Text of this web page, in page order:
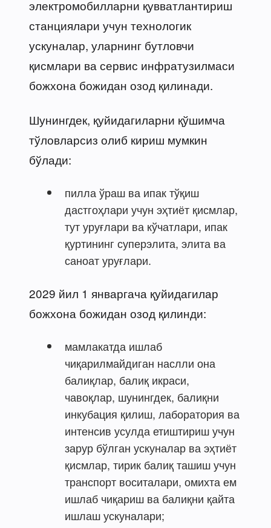
электромобилларни қувватлантириш
станциялари учун технологик
ускуналар, уларнинг бутловчи
қисмлари ва сервис инфратузилмаси
божхона божидан озод қилинади.
Шунингдек, қуйидагиларни қўшимча
тўловларсиз олиб кириш мумкин
бўлади:
пилла ўраш ва ипак тўқиш
дастгоҳлари учун эҳтиёт қисмлар,
тут уруғлари ва кўчатлари, ипак
қуртининг суперэлита, элита ва
саноат уруғлари.
2029 йил 1 январгача қуйидагилар
божхона божидан озод қилинди:
мамлакатда ишлаб
чиқарилмайдиган наслли она
балиқлар, балиқ икраси,
чавоқлар, шунингдек, балиқни
инкубация қилиш, лаборатория ва
интенсив усулда етиштириш учун
зарур бўлган ускуналар ва эҳтиёт
қисмлар, тирик балиқ ташиш учун
транспорт воситалари, омихта ем
ишлаб чиқариш ва балиқни қайта
ишлаш ускуналари;